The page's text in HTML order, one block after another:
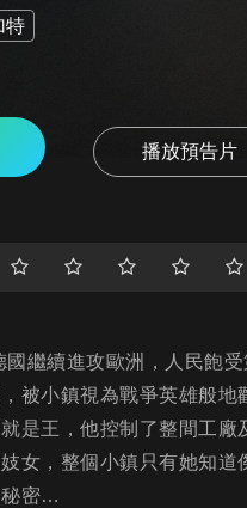
特
播放預告片
國繼續進攻歐洲，人民飽
被小鎮視為戰爭英雄般
是王，他控制了整間工
女，整個小鎮只有她知
秘密…